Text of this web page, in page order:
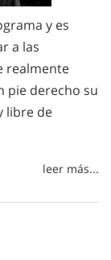
y es
a las
realmente
pie derecho su
libre de
leer más...